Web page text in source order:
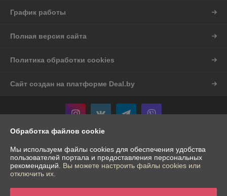
График работы
Полная версия сайта
Политика обработки cookies
Сайт создан на платформе Deal.by
Информация для покупателя
Индивидуальный предприниматель:ИП Шостак Александр Андреевич
Гродненская обл. д.Богуславово д.16
Регистрационный номер ЕГР: 591874676
Обработка файлов cookie
Мы используем файлы cookies для обеспечения удобства
пользователей портала и предоставления персональных
рекомендаций. Вы можете настроить файлы cookies или
отключить их.